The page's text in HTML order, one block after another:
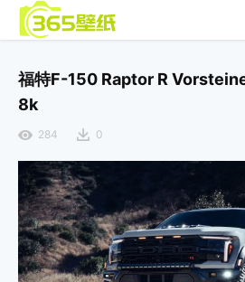
福特F-150 Raptor R
8k
284 0